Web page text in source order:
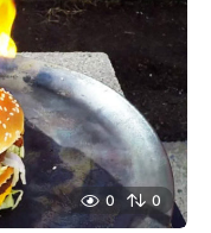
0 0